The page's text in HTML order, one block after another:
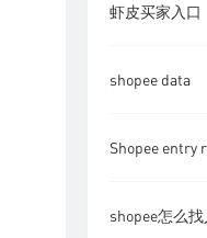
虾皮买家入口
shopee data
Shopee entry
shopee怎么